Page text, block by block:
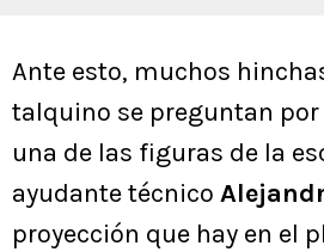
Ante esto, muchos
talquino se preguntan por
una de las figuras de la
ayudante técnico
proyección que hay en el